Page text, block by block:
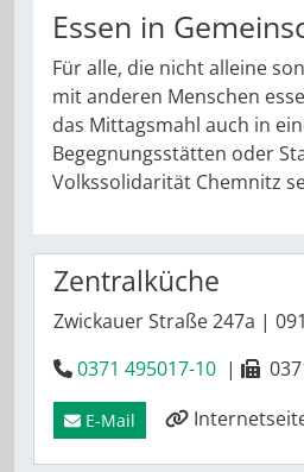
Essen in
Für alle, die nicht alleine
mit anderen Menschen
das Mittagsmahl auch in
Begegnungsstätten oder
Volkssolidarität Chemnitz
Zentralküche
Zwickauer Straße 247a |
0371 495017-10 |
E-Mail